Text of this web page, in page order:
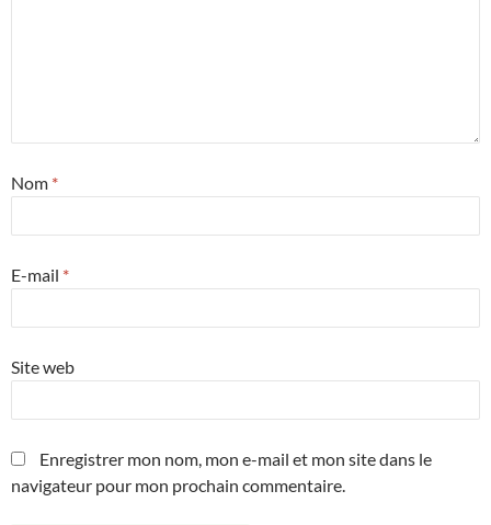
Nom *
E-mail *
Site web
Enregistrer mon nom, mon e-mail et mon site dans le
navigateur pour mon prochain commentaire.